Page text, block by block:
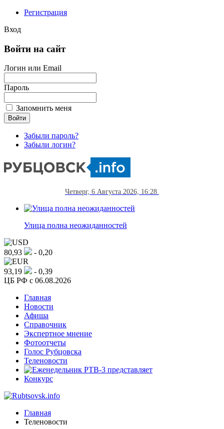
Регистрация
Вход
Войти на сайт
Логин или Email
Пароль
Запомнить меня
Забыли пароль?
Забыли логин?
Четверг, 6 Августа 2026, 16:28
Улица полна неожиданностей
80,93 - 0,20
93,19
- 0,39
ЦБ РФ c 06.08.2026
Главная
Новости
Афиша
Справочник
Экспертное мнение
Фотоотчеты
Голос Рубцовска
Теленовости
Конкурс
Главная
Теленовости